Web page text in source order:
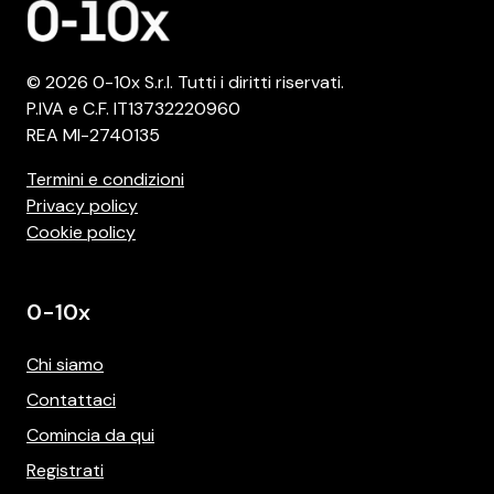
© 2026 0-10x S.r.l. Tutti i diritti riservati.
P.IVA e C.F. IT13732220960
REA MI-2740135
Termini e condizioni
Privacy policy
Cookie policy
0-10x
Chi siamo
Contattaci
Comincia da qui
Registrati